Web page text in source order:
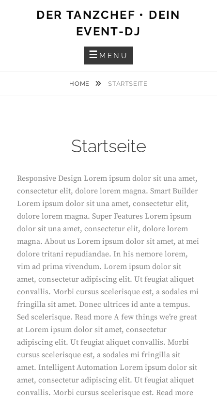
DER TANZCHEF • DEIN
EVENT-DJ
MENU
HOME STARTSEITE
Startseite
Responsive Design Lorem ipsum dolor sit una amet,
consectetur elit, dolore lorem magna. Smart Builder
Lorem ipsum dolor sit una amet, consectetur elit,
dolore lorem magna. Super Features Lorem ipsum
dolor sit una amet, consectetur elit, dolore lorem
magna. About us Lorem ipsum dolor sit amet, at mei
dolore tritani repudiandae. In his nemore lorem,
vim ad prima vivendum. Lorem ipsum dolor sit
amet, consectetur adipiscing elit. Ut feugiat aliquet
convallis. Morbi cursus scelerisque est, a sodales mi
fringilla sit amet. Donec ultrices id ante a tempus.
Sed scelerisque. Read more A few things we’re great
at Lorem ipsum dolor sit amet, consectetur
adipiscing elit. Ut feugiat aliquet convallis. Morbi
cursus scelerisque est, a sodales mi fringilla sit
amet. Intelligent Automation Lorem ipsum dolor sit
amet, consectetur adipiscing elit. Ut feugiat aliquet
convallis. Morbi cursus scelerisque est. Read more